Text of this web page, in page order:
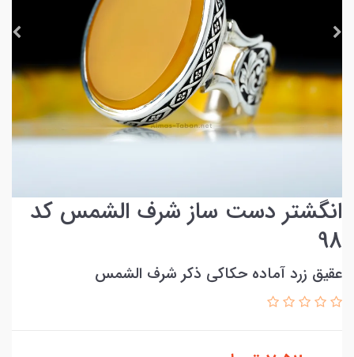
انگشتر دست ساز شرف الشمس کد
98
عقیق زرد آماده حکاکی ذکر شرف الشمس